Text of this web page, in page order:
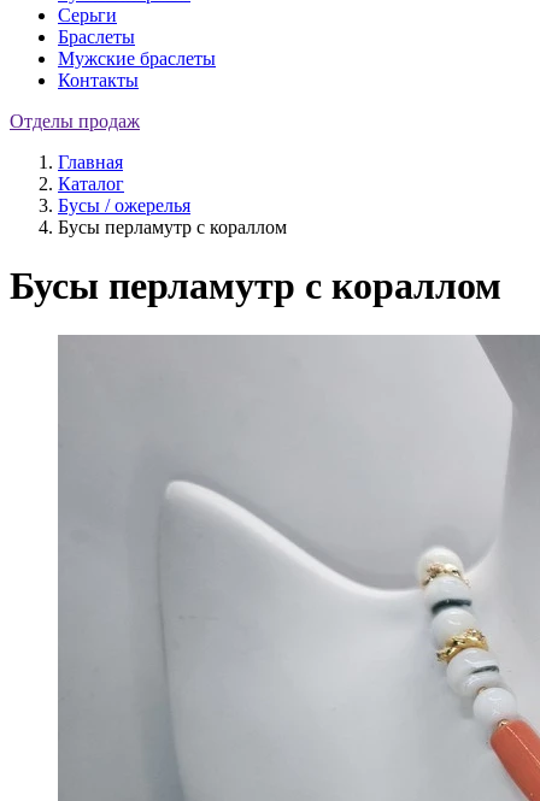
Серьги
Браслеты
Мужские браслеты
Контакты
Отделы продаж
Главная
Каталог
Бусы / ожерелья
Бусы перламутр с кораллом
Бусы перламутр с кораллом